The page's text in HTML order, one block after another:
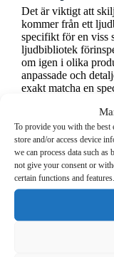
To provide you with the best
store and/or access device
we can process data such
not give your consent or
certain functions and features.
Det är viktigt att
kommer från ett
specifikt för en viss
ljudbibliotek
om igen i olika
anpassade och
exakt matcha en
resurser, men
ljudbild som är
Till exempel kan
generiskt och
exakt till
Foley
Foley-ljud kan
förstärka
manipuleras för att